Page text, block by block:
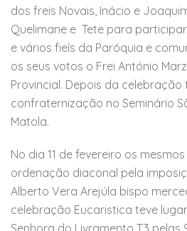
dos freis Novais, Inácio e
Quelimane e Tete para
e vários fieís da Paróquia e
os seus votos o Frei António
Provincial. Depois da
confraternização no Seminário
Matola.
No dia 11 de fevereiro os
ordenação diaconal pela
Alberto Vera Arejúla bispo
celebração Eucaristica teve
Senhora do Livramento T.3 pelas